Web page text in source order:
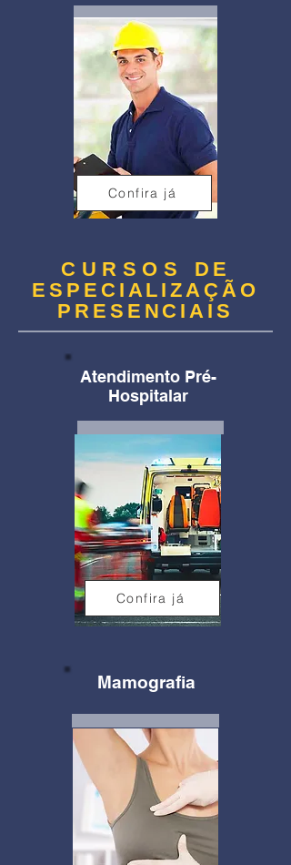
Confira já
CURSOS DE
ESPECIALIZAÇÃO
PRESENCIAIS
Atendimento Pré-
Hospitalar
Confira já
Mamografia